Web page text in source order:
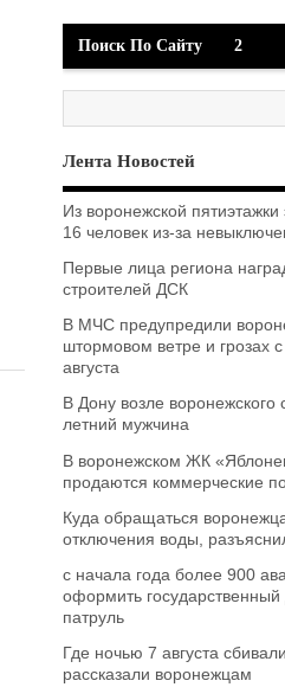
Поиск По Сайту 2
Лента Новостей
Из воронежской пятиэтажки
16 человек из-за
Первые лица региона
строителей ДСК
В МЧС предупредили
штормовом ветре и грозах
августа
В Дону возле воронежского
летний мужчина
В воронежском ЖК
продаются коммерческие
Куда обращаться
отключения воды,
с начала года более 900
оформить
патруль
Где ночью 7 августа
рассказали воронежцам